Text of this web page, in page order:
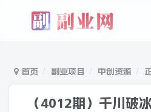
首页 副业项目 中创资源
（4012期）千川破